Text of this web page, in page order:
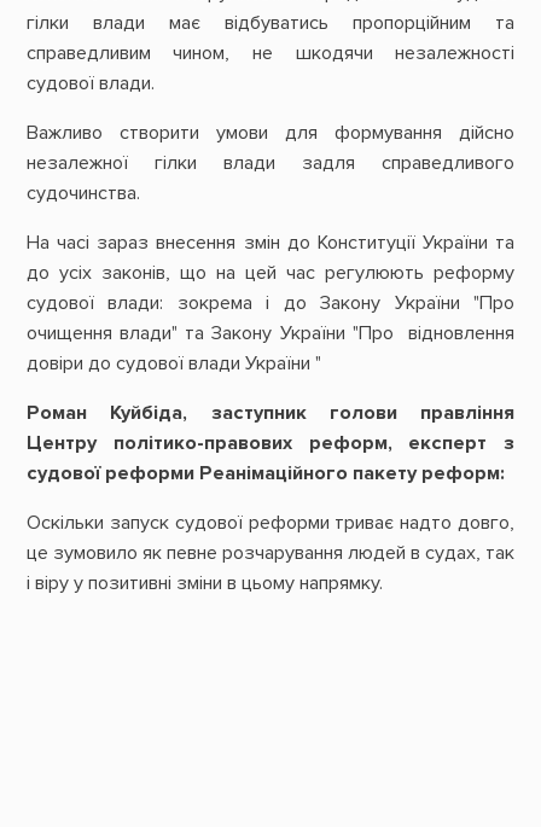
гілки влади має відбуватись пропорційним та
справедливим чином, не шкодячи незалежності
судової влади.
Важливо створити умови для формування дійсно
незалежної гілки влади задля справедливого
судочинства.
На часі зараз внесення змін до Конституції України та
до усіх законів, що на цей час регулюють реформу
судової влади: зокрема і до Закону України "Про
очищення влади" та Закону України "Про відновлення
довіри до судової влади України "
Роман Куйбіда, заступник голови правління
Центру політико-правових реформ, експерт з
судової реформи Реанімаційного пакету реформ:
Оскільки запуск судової реформи триває надто довго,
це зумовило як певне розчарування людей в судах, так
і віру у позитивні зміни в цьому напрямку.